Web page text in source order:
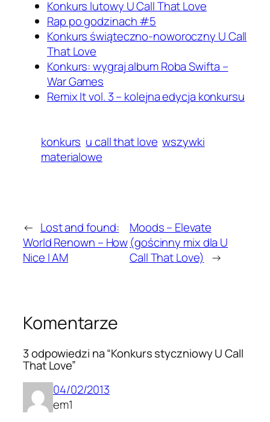
Konkurs lutowy U Call That Love
Rap po godzinach #5
Konkurs świąteczno-noworoczny U Call
That Love
Konkurs: wygraj album Roba Swifta –
War Games
Remix It vol. 3 – kolejna edycja konkursu
konkurs u call that love wszywki
materialowe
← Lost and found:
World Renown – How
Nice I AM
Moods – Elevate
(gościnny mix dla U
Call That Love) →
Komentarze
3 odpowiedzi na “Konkurs styczniowy U Call
That Love”
04/02/2013
em1